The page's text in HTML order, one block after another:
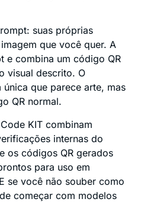
suas próprias
que você quer. A
e combina um código QR
visual descrito. O
que parece arte, mas
QR normal.
KIT combinam
internas do
os códigos QR gerados
para uso em
se você não souber como
começar com modelos